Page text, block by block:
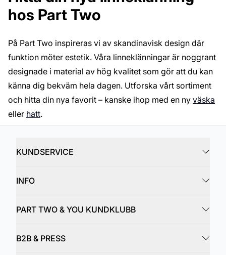
hos Part Two
På Part Two inspireras vi av skandinavisk design där
funktion möter estetik. Våra linneklänningar är noggrant
designade i material av hög kvalitet som gör att du kan
känna dig bekväm hela dagen. Utforska vårt sortiment
och hitta din nya favorit – kanske ihop med en ny väska
eller hatt.
KUNDSERVICE
INFO
PART TWO & YOU KUNDKLUBB
B2B & PRESS